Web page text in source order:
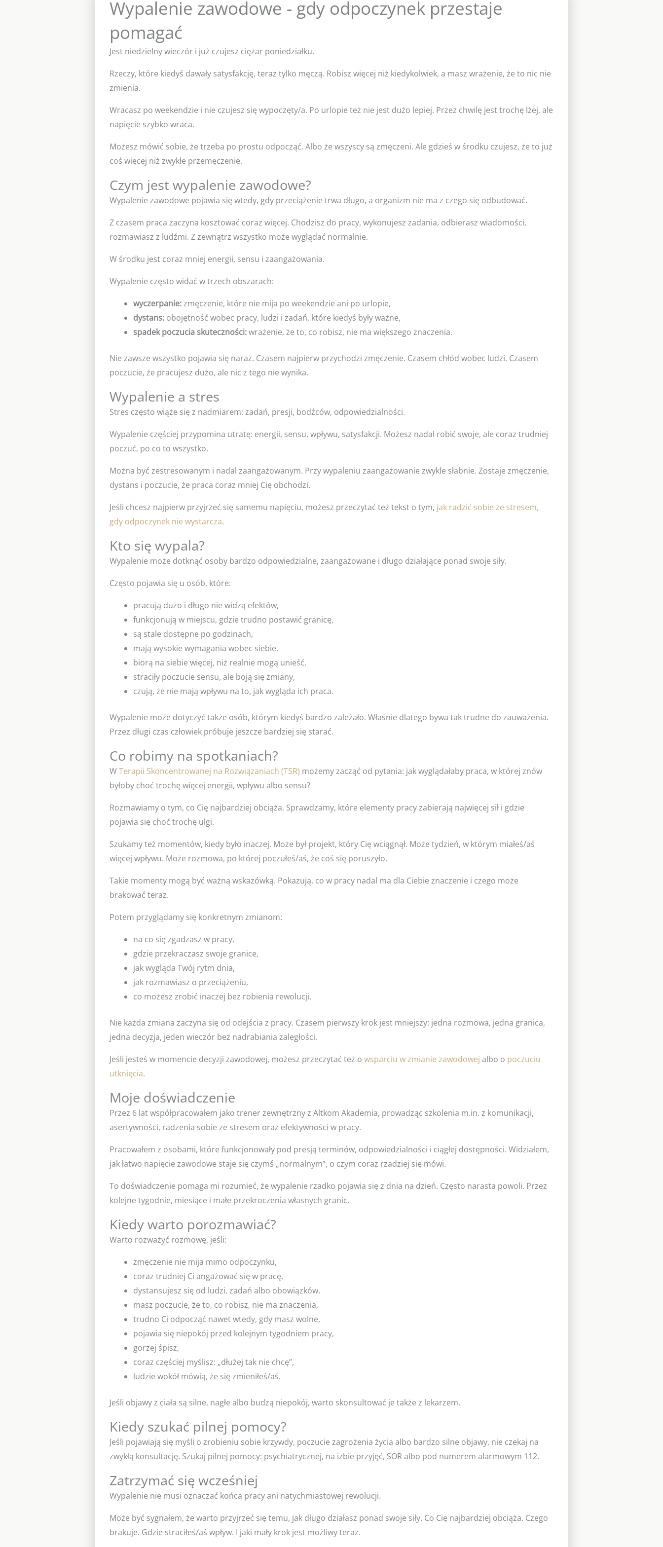
Wypalenie zawodowe - gdy odpoczynek przestaje
pomagać
Jest niedzielny wieczór i już czujesz ciężar poniedziałku.
Rzeczy, które kiedyś dawały satysfakcję, teraz tylko męczą. Robisz więcej niż kiedykolwiek, a masz wrażenie, że to nic nie
zmienia.
Wracasz po weekendzie i nie czujesz się wypoczęty/a. Po urlopie też nie jest dużo lepiej. Przez chwilę jest trochę lżej, ale
napięcie szybko wraca.
Możesz mówić sobie, że trzeba po prostu odpocząć. Albo że wszyscy są zmęczeni. Ale gdzieś w środku czujesz, że to już
coś więcej niż zwykłe przemęczenie.
Czym jest wypalenie zawodowe?
Wypalenie zawodowe pojawia się wtedy, gdy przeciążenie trwa długo, a organizm nie ma z czego się odbudować.
Z czasem praca zaczyna kosztować coraz więcej. Chodzisz do pracy, wykonujesz zadania, odbierasz wiadomości,
rozmawiasz z ludźmi. Z zewnątrz wszystko może wyglądać normalnie.
W środku jest coraz mniej energii, sensu i zaangażowania.
Wypalenie często widać w trzech obszarach:
wyczerpanie:zmęczenie, które nie mija po weekendzie ani po urlopie,
dystans: obojętność wobec pracy, ludzi i zadań, które kiedyś były ważne,
spadek poczucia skuteczności:wrażenie, że to, co robisz, nie ma większego znaczenia.
Nie zawsze wszystko pojawia się naraz. Czasem najpierw przychodzi zmęczenie. Czasem chłód wobec ludzi. Czasem
poczucie, że pracujesz dużo, ale nic z tego nie wynika.
Wypalenie a stres
Stres często wiąże się z nadmiarem: zadań, presji, bodźców, odpowiedzialności.
Wypalenie częściej przypomina utratę: energii, sensu, wpływu, satysfakcji. Możesz nadal robić swoje, ale coraz trudniej
poczuć, po co to wszystko.
Można być zestresowanym i nadal zaangażowanym. Przy wypaleniu zaangażowanie zwykle słabnie. Zostaje zmęczenie,
dystans i poczucie, że praca coraz mniej Cię obchodzi.
Jeśli chcesz najpierw przyjrzeć się samemu napięciu, możesz przeczytać też tekst o tym, jak radzić sobie ze stresem,
gdy odpoczynek nie wystarcza.
Kto się wypala?
Wypalenie może dotknąć osoby bardzo odpowiedzialne, zaangażowane i długo działające ponad swoje siły.
Często pojawia się u osób, które:
pracują dużo i długo nie widzą efektów,
funkcjonują w miejscu, gdzie trudno postawić granicę,
są stale dostępne po godzinach,
mają wysokie wymagania wobec siebie,
biorą na siebie więcej, niż realnie mogą unieść,
straciły poczucie sensu, ale boją się zmiany,
czują, że nie mają wpływu na to, jak wygląda ich praca.
Wypalenie może dotyczyć także osób, którym kiedyś bardzo zależało. Właśnie dlatego bywa tak trudne do zauważenia.
Przez długi czas człowiek próbuje jeszcze bardziej się starać.
Co robimy na spotkaniach?
WTerapii Skoncentrowanej na Rozwiązaniach (TSR) możemy zacząć od pytania: jak wyglądałaby praca, w której znów
byłoby choć trochę więcej energii, wpływu albo sensu?
Rozmawiamy o tym, co Cię najbardziej obciąża. Sprawdzamy, które elementy pracy zabierają najwięcej sił i gdzie
pojawia się choć trochę ulgi.
Szukamy też momentów, kiedy było inaczej. Może był projekt, który Cię wciągnął. Może tydzień, w którym miałeś/aś
więcej wpływu. Może rozmowa, po której poczułeś/aś, że coś się poruszyło.
Takie momenty mogą być ważną wskazówką. Pokazują, co w pracy nadal ma dla Ciebie znaczenie i czego może
brakować teraz.
Potem przyglądamy się konkretnym zmianom:
na co się zgadzasz w pracy,
gdzie przekraczasz swoje granice,
jak wygląda Twój rytm dnia,
jak rozmawiasz o przeciążeniu,
co możesz zrobić inaczej bez robienia rewolucji.
Nie każda zmiana zaczyna się od odejścia z pracy. Czasem pierwszy krok jest mniejszy: jedna rozmowa, jedna granica,
jedna decyzja, jeden wieczór bez nadrabiania zaległości.
Jeśli jesteś w momencie decyzji zawodowej, możesz przeczytać też o wsparciu w zmianie zawodowej albo o poczuciu
utknięcia.
Moje doświadczenie
Przez 6 lat współpracowałem jako trener zewnętrzny z Altkom Akademia, prowadząc szkolenia m.in. z komunikacji,
asertywności, radzenia sobie ze stresem oraz efektywności w pracy.
Pracowałem z osobami, które funkcjonowały pod presją terminów, odpowiedzialności i ciągłej dostępności. Widziałem,
jak łatwo napięcie zawodowe staje się czymś „normalnym”, o czym coraz rzadziej się mówi.
To doświadczenie pomaga mi rozumieć, że wypalenie rzadko pojawia się z dnia na dzień. Często narasta powoli. Przez
kolejne tygodnie, miesiące i małe przekroczenia własnych granic.
Kiedy warto porozmawiać?
Warto rozważyć rozmowę, jeśli:
zmęczenie nie mija mimo odpoczynku,
coraz trudniej Ci angażować się w pracę,
dystansujesz się od ludzi, zadań albo obowiązków,
masz poczucie, że to, co robisz, nie ma znaczenia,
trudno Ci odpocząć nawet wtedy, gdy masz wolne,
pojawia się niepokój przed kolejnym tygodniem pracy,
gorzej śpisz,
coraz częściej myślisz: „dłużej tak nie chcę”,
ludzie wokół mówią, że się zmieniłeś/aś.
Jeśli objawy z ciała są silne, nagłe albo budzą niepokój, warto skonsultować je także z lekarzem.
Kiedy szukać pilnej pomocy?
Jeśli pojawiają się myśli o zrobieniu sobie krzywdy, poczucie zagrożenia życia albo bardzo silne objawy, nie czekaj na
zwykłą konsultację. Szukaj pilnej pomocy: psychiatrycznej, na izbie przyjęć, SOR albo pod numerem alarmowym 112.
Zatrzymać się wcześniej
Wypalenie nie musi oznaczać końca pracy ani natychmiastowej rewolucji.
Może być sygnałem, że warto przyjrzeć się temu, jak długo działasz ponad swoje siły. Co Cię najbardziej obciąża. Czego
brakuje. Gdzie straciłeś/aś wpływ. I jaki mały krok jest możliwy teraz.